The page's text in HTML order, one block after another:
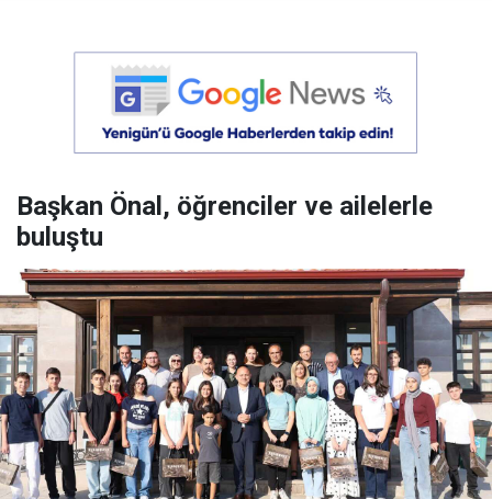
Başkan Önal, öğrenciler ve ailelerle
buluştu